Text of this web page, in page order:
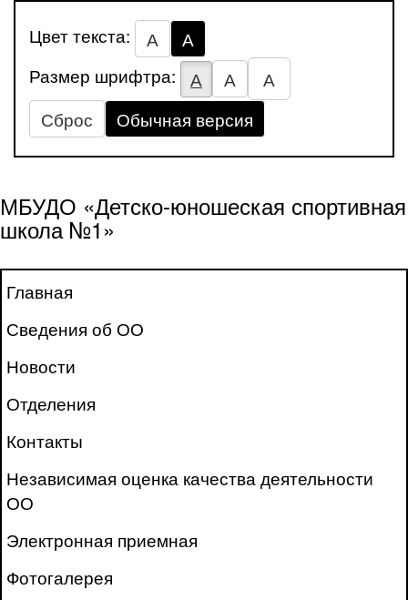
Цвет текста: А
А
Размер шрифтра:
А А
А
Сброс
Обычная версия
МБУДО «Детско-юношеская спортивная
школа №1»
Главная
Сведения об ОО
Новости
Отделения
Контакты
Независимая оценка качества деятельности
ОО
Электронная приемная
Фотогалерея